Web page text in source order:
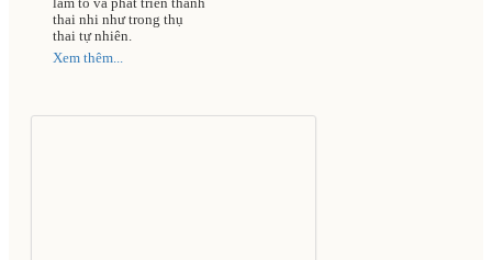
làm tổ và phát triển thành
thai nhi như trong thụ
thai tự nhiên.
Xem thêm...